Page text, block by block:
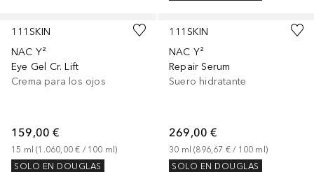
111SKIN
NAC Y²
Eye Gel Cr. Lift
Crema para los ojos
159,00 €
15 ml (1.060,00 € / 100 ml)
SOLO EN DOUGLAS
111SKIN
NAC Y²
Repair Serum
Suero hidratante
269,00 €
30 ml (896,67 € / 100 ml )
SOLO EN DOUGLAS